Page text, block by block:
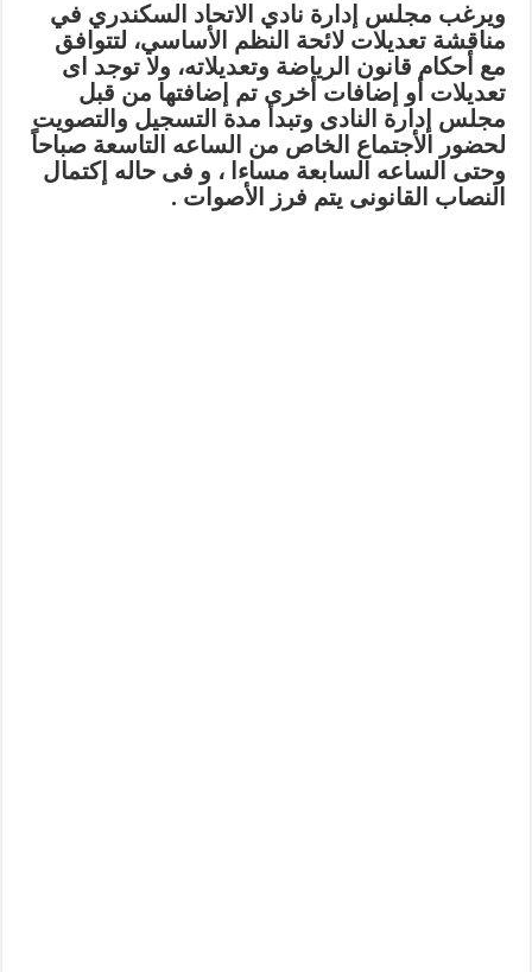
ويرغب مجلس إدارة نادي الاتحاد السكندري في
مناقشة تعديلات لائحة النظم الأساسي، لتتوافق
مع أحكام قانون الرياضة وتعديلاته، ولا توجد اى
تعديلات أو إضافات أخرى تم إضافتها من قبل
مجلس إدارة النادى وتبدأ مدة التسجيل والتصويت
لحضور الأجتماع الخاص من الساعه التاسعة صباحاً
وحتى الساعه السابعة مساءا ، و فى حاله إكتمال
النصاب القانونى يتم فرز الأصوات .